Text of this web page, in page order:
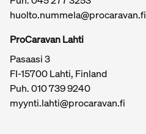
huolto.nummela@procaravan.fi
ProCaravan Lahti
Pasaasi 3
FI-15700 Lahti, Finland
Puh.010 739 9240
myynti.lahti@procaravan.fi